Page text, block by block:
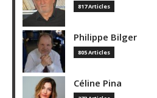
817 Articles
Philippe Bilger
805 Articles
Céline Pina